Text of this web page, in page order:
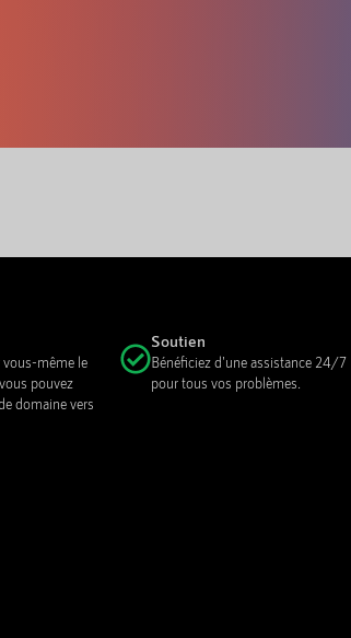
même le
pouvez
domaine vers
Soutien
Bénéficiez d'une assistance 24/7
pour tous vos problèmes.